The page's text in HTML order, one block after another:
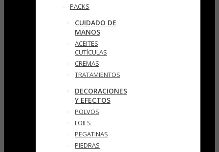
PACKS
CUIDADO DE
MANOS
ACEITES
CUTÍCULAS
CREMAS
TRATAMIENTOS
DECORACIONES
Y EFECTOS
POLVOS
FOILS
PEGATINAS
PIEDRAS